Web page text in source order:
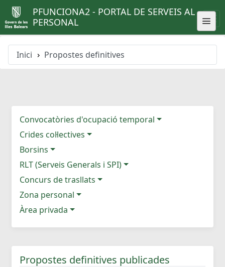
PFUNCIONA2 - PORTAL DE SERVEIS AL
PERSONAL
Inici Propostes definitives
Convocatòries d'ocupació temporal
Crides col·lectives
Borsins
RLT (Serveis Generals i SPI)
Concurs de trasllats
Zona personal
Àrea privada
Propostes definitives publicades